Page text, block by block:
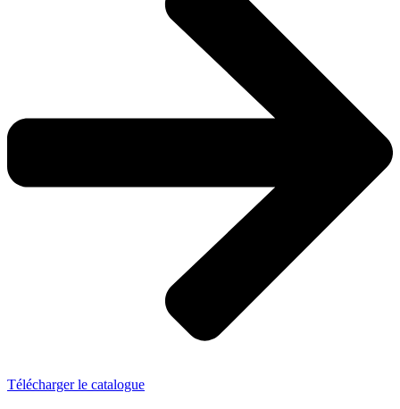
Télécharger le catalogue